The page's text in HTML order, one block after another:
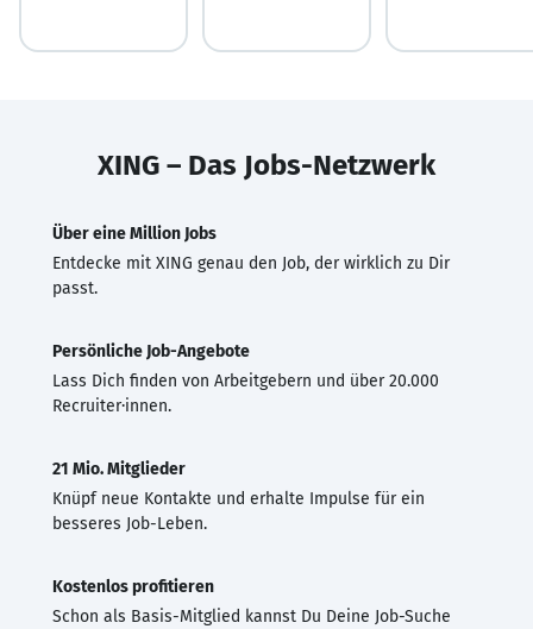
XING – Das Jobs-Netzwerk
Über eine Million Jobs
Entdecke mit XING genau den Job, der wirklich zu Dir
passt.
Persönliche Job-Angebote
Lass Dich finden von Arbeitgebern und über 20.000
Recruiter·innen.
21 Mio. Mitglieder
Knüpf neue Kontakte und erhalte Impulse für ein
besseres Job-Leben.
Kostenlos profitieren
Schon als Basis-Mitglied kannst Du Deine Job-Suche